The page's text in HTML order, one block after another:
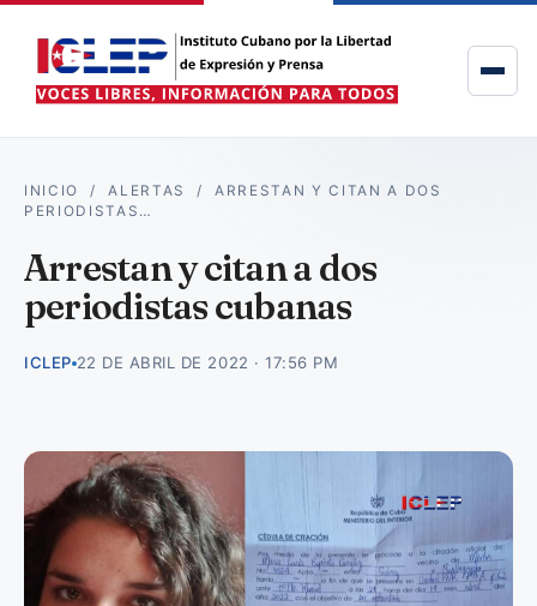
INICIO /ALERTAS /ARRESTAN Y CITAN A DOS
PERIODISTAS…
Arrestan y citan a dos
periodistas cubanas
ICLEP 22 DE ABRIL DE 2022 · 17:56 PM